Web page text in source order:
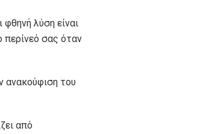
λύση είναι
περίνεό σας όταν
ανακούφιση του
από